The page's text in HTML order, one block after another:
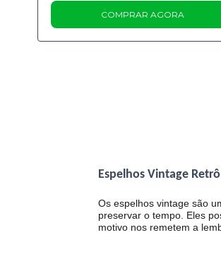
COMPRAR AGORA
Espelhos Vintage Retrô
Os espelhos vintage são
preservar o tempo. Eles
motivo nos remetem a